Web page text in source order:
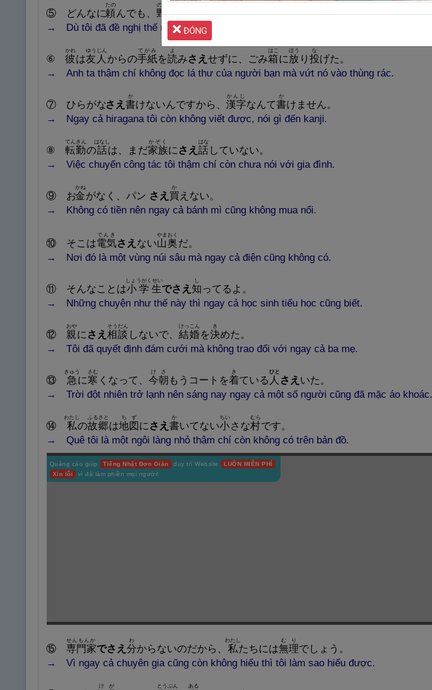
cho phép
⑤ どんなに頼
たの
んでも、 野口
のぐち
さんは会ってさえくれなかった。
→ Dù tôi đã đề nghị thế nào nhưng thậm chí anh Noguchi không gặp tôi.
⑥ 彼
phương
かれ
は友 人
ゆうじん
からの手紙
てがみ
を読
よ
みさえ せずに、ごみ箱
はこ
に放
ほう
り 投
な
げた。
→ Anh ta thậm chí không đọc lá thư của người bạn mà vứt nó vào thùng rác.
⑦ ひらがなさえ 書
か
けないんですから、 漢字
かんじ
なんて書
か
けません。
→ Ngay cả hiragana tôi còn không viết được, nói gì đến kanji.
⑧ 転勤
てんきん
の話
はなし
は、まだ家族
かぞく
にさえ 話
はな
していない。
→ Việc chuyển công tác tôi thậm chí còn chưa nói với gia đình.
⑨ お金
かね
がなく、パン さえ 買
か
えない。
→ Không có tiền nên ngay cả bánh mì cũng không mua nổi.
⑩ そこは電気
でんき
さえ ない山奥
やまおく
だ。
→ Nơi đó là một vùng núi sâu mà ngay cả điện cũng không có.
⑪ そんなことは小 学 生
しょうがくせい
でさえ 知
し
ってるよ。
→ Những chuyện như thế này thì ngay cả học sinh tiểu học cũng biết.
⑫ 親
mẹ, song thân
おや
にさえ 相 談
そうだん
しないで、 結婚
けっこん
を決
き
めた。
→ Tôi đã quyết định đám cưới mà không trao đổi với ngay cả ba mẹ.
⑬ 急
きゅう
に寒
さむ
くなって、 今朝
けさ
もうコートを着
き
ている 人
ひと
さえ いた。
→ Trời đột nhiên trở lạnh nên sáng nay ngay cả một số người cũng đã mặc áo khoác.
⑭ 私
わたし
の故
Nghĩa: Nguyên nhân, chết, cũ,
郷
ふるさと
は地
Nghĩa: Đất, địa hình
図
ちず
にさえ 書
か
いてない小
ちい
さな村
むら
です。
→ Quê tôi là một ngôi làng nhỏ thậm chí còn không có trên bản đồ.
Quảng cáo giúp Tiếng Nhật Đơn Giản duy trì Website
LUÔN MIỄN PHÍ
Xin lỗi
vì đã làm phiền mọi người!
⑮ 専門 家
せんもんか
でさえ 分
わ
からないのだから、 私
わたし
たちには無理
むり
でしょう。
→ Vì ngay cả chuyên gia cũng còn không hiểu thì tôi làm sao hiểu được.
けが とうぶん ある
ĐÓNG